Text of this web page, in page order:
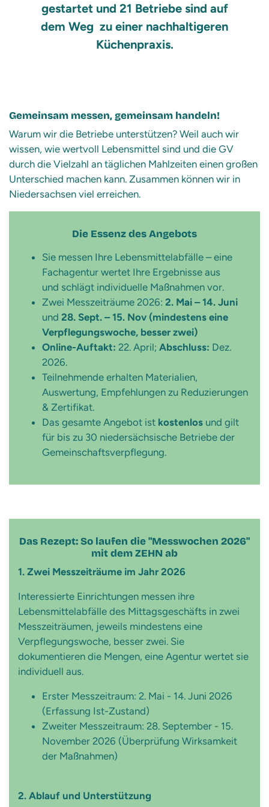
gestartet und 21 Betriebe sind auf
dem Weg zu einer nachhaltigeren
Küchenpraxis.
Gemeinsam messen, gemeinsam handeln!
Warum wir die Betriebe unterstützen? Weil auch wir
wissen, wie wertvoll Lebensmittel sind und die GV
durch die Vielzahl an täglichen Mahlzeiten einen großen
Unterschied machen kann. Zusammen können wir in
Niedersachsen viel erreichen.
Die Essenz des Angebots
Sie messen Ihre Lebensmittelabfälle – eine
Fachagentur wertet Ihre Ergebnisse aus
und schlägt individuelle Maßnahmen vor.
Zwei Messzeiträume 2026: 2. Mai – 14. Juni
und 28. Sept. – 15. Nov (mindestens eine
Verpflegungswoche, besser zwei)
Online-Auftakt: 22. April; Abschluss: Dez.
2026.
Teilnehmende erhalten Materialien,
Auswertung, Empfehlungen zu Reduzierungen
& Zertifikat.
Das gesamte Angebot ist kostenlos und gilt
für bis zu 30 niedersächsische Betriebe der
Gemeinschaftsverpflegung.
Das Rezept: So laufen die "Messwochen 2026"
mit dem ZEHN ab
1. Zwei Messzeiträume im Jahr 2026
Interessierte Einrichtungen messen ihre
Lebensmittelabfälle des Mittagsgeschäfts in zwei
Messzeiträumen, jeweils mindestens eine
Verpflegungswoche, besser zwei. Sie
dokumentieren die Mengen, eine Agentur wertet sie
individuell aus.
Erster Messzeitraum: 2. Mai - 14. Juni 2026
(Erfassung Ist-Zustand)
Zweiter Messzeitraum: 28. September - 15.
November 2026 (Überprüfung Wirksamkeit
der Maßnahmen)
2. Ablauf und Unterstützung